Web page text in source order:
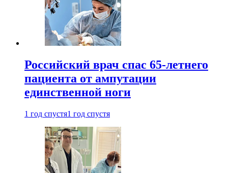
Российский врач спас 65-летнего
пациента от ампутации
единственной ноги
1 год спустя1 год спустя